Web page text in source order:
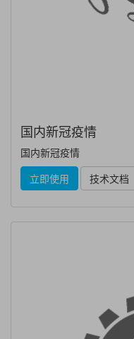
国内新冠疫情
国内新冠疫情
立即使用
技术文档